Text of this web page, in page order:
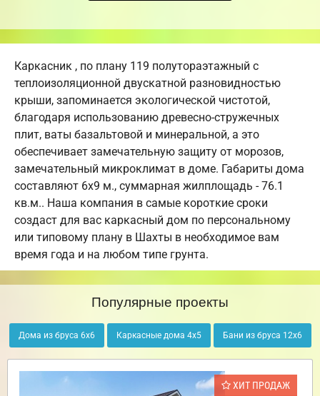
Каркасник , по плану 119 полутораэтажный с
теплоизоляционной двускатной разновидностью
крыши, запоминается экологической чистотой,
благодаря использованию древесно-стружечных
плит, ваты базальтовой и минеральной, а это
обеспечивает замечательную защиту от морозов,
замечательный микроклимат в доме. Габариты дома
составляют 6х9 м., суммарная жилплощадь - 76.1
кв.м.. Наша компания в самые короткие сроки
создаст для вас каркасный дом по персональному
или типовому плану в Шахты в необходимое вам
время года и на любом типе грунта.
Популярные проекты
Дома из бруса 6х6 Каркасные дома 4х5 Бани из бруса 12х6
ХИТ ПРОДАЖ